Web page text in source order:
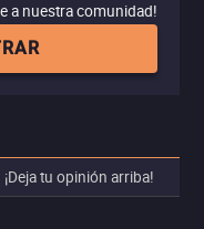
a nuestra comunidad!
tu opinión arriba!